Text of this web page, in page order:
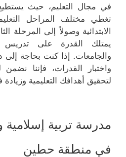
في مجال التعليم، حيث
تغطي مختلف المراحل
الابتدائية وصولاً إلى المرحلة
يمتلك القدرة على تدريس
والجامعات. إذا كنت بحاجة إلى
واختبار القدرات، فإننا
لتحقيق أهدافك التعليمية
مدرسة تربية
في منطقة حطين